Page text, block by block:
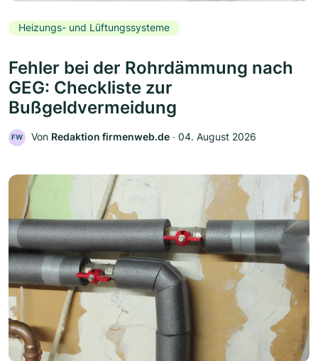
Heizungs- und Lüftungssysteme
Fehler bei der Rohrdämmung nach
GEG: Checkliste zur
Bußgeldvermeidung
FW Von Redaktion firmenweb.de ‧ 04. August 2026